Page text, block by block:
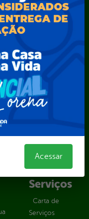
Familiar – SEMAF
– SEST
Lazer – SEMEL
SECFIN
– SEGOV
– SEMA
e Gestão – SEPLAG
Institucionais – SEMRI
SMS
– SEMUSP
de Serra
Outros
Serviços
Carta de
Serviços
Acessar